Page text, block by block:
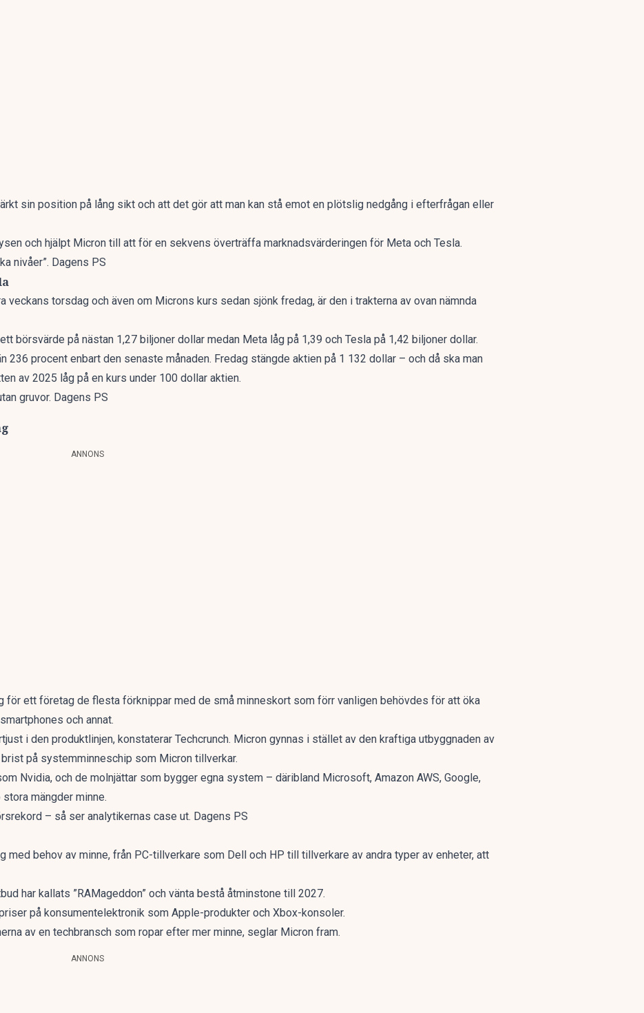
sin position på lång sikt och att det gör att man kan stå emot en plötslig nedgång i efterfrågan eller
och hjälpt Micron till att för en sekvens överträffa marknadsvärderingen för Meta och Tesla.
nivåer”. Dagens PS
veckans torsdag och även om Microns kurs sedan sjönk fredag, är den i trakterna av ovan nämnda
börsvärde på nästan 1,27 biljoner dollar medan Meta låg på 1,39 och Tesla på 1,42 biljoner dollar.
236 procent enbart den senaste månaden. Fredag stängde aktien på 1 132 dollar – och då ska man
av 2025 låg på en kurs under 100 dollar aktien.
gruvor. Dagens PS
ANNONS
för ett företag de flesta förknippar med de små minneskort som förr vanligen behövdes för att öka
och annat.
i den produktlinjen, konstaterar Techcrunch. Micron gynnas i stället av den kraftiga utbyggnaden av
på systemminneschip som Micron tillverkar.
Nvidia, och de molnjättar som bygger egna system – däribland Microsoft, Amazon AWS, Google,
mängder minne.
– så ser analytikernas case ut. Dagens PS
med behov av minne, från PC-tillverkare som Dell och HP till tillverkare av andra typer av enheter, att
har kallats ”RAMageddon” och vänta bestå åtminstone till 2027.
på konsumentelektronik som Apple-produkter och Xbox-konsoler.
av en techbransch som ropar efter mer minne, seglar Micron fram.
ANNONS